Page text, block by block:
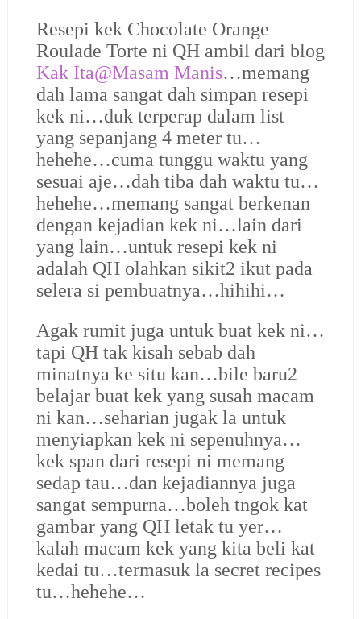
Resepi kek Chocolate Orange
Roulade Torte ni QH ambil dari blog
Kak Ita@Masam Manis…memang
dah lama sangat dah simpan resepi
kek ni…duk terperap dalam list
yang sepanjang 4 meter tu…
hehehe…cuma tunggu waktu yang
sesuai aje…dah tiba dah waktu tu…
hehehe…memang sangat berkenan
dengan kejadian kek ni…lain dari
yang lain…untuk resepi kek ni
adalah QH olahkan sikit2 ikut pada
selera si pembuatnya…hihihi…
Agak rumit juga untuk buat kek ni…
tapi QH tak kisah sebab dah
minatnya ke situ kan…bile baru2
belajar buat kek yang susah macam
ni kan…seharian jugak la untuk
menyiapkan kek ni sepenuhnya…
kek span dari resepi ni memang
sedap tau…dan kejadiannya juga
sangat sempurna…boleh tngok kat
gambar yang QH letak tu yer…
kalah macam kek yang kita beli kat
kedai tu…termasuk la secret recipes
tu…hehehe…